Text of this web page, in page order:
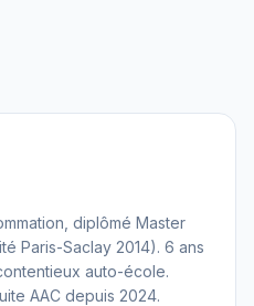
diplômé Master
Paris-Saclay 2014). 6 ans
auto-école.
AAC depuis 2024.